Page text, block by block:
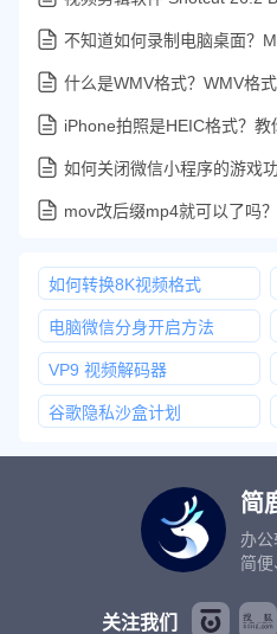
iPhone拍照是HEIC格式？教
如何转换8K视频格式
电脑微信分身开启方法
VP9 视频解码器
谷歌隐私沙盒计划
简
办
简
关注我们